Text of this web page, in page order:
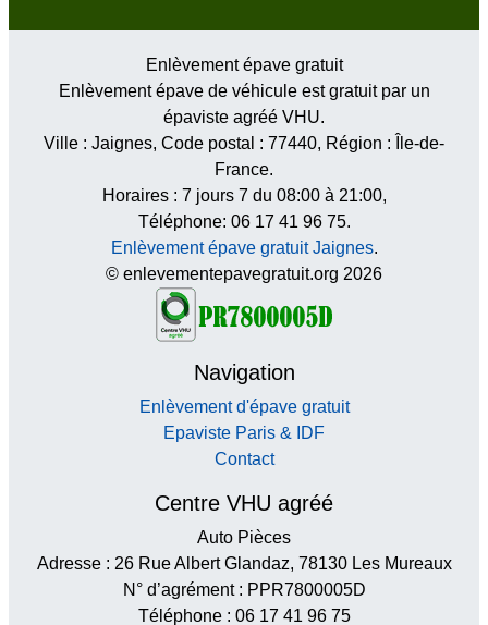
Enlèvement épave gratuit
Enlèvement épave de véhicule est gratuit par un
épaviste agréé VHU.
Ville : Jaignes, Code postal : 77440, Région :
Île-de-
France.
Horaires : 7 jours 7 du 08:00 à 21:00,
Téléphone: 06 17 41 96 75.
Enlèvement épave gratuit Jaignes.
© enlevementepavegratuit.org 2026
Navigation
Enlèvement d'épave gratuit
Epaviste Paris & IDF
Contact
Centre VHU agréé
Auto Pièces
Adresse : 26 Rue Albert Glandaz, 78130 Les Mureaux
N° d’agrément : PPR7800005D
Téléphone : 06 17 41 96 75